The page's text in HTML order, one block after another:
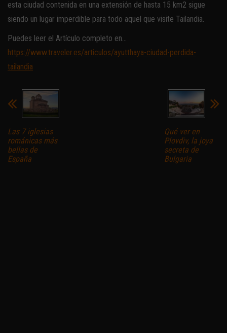
esta ciudad contenida en una extensión de hasta 15 km2 sigue
siendo un lugar imperdible para todo aquel que visite Tailandia.
Puedes leer el Artículo completo en…
https://www.traveler.es/articulos/ayutthaya-ciudad-perdida-
tailandia
Las 7 iglesias
románicas más
bellas de
España
Qué ver en
Plovdiv, la joya
secreta de
Bulgaria